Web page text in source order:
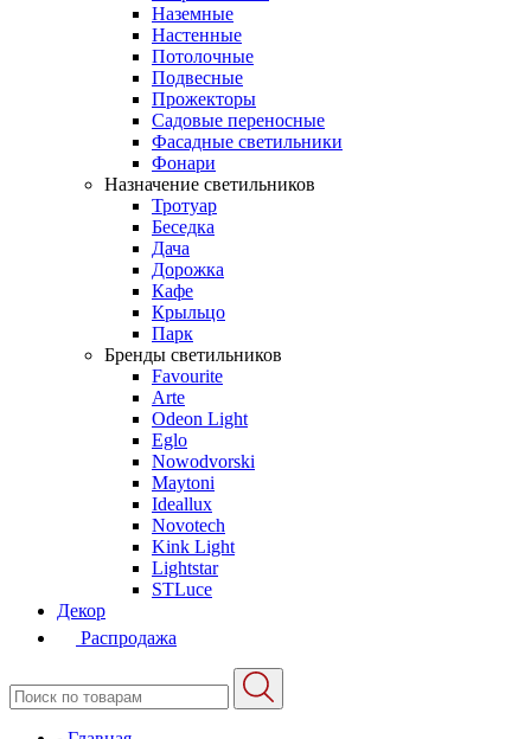
Наземные
Настенные
Потолочные
Подвесные
Прожекторы
Садовые переносные
Фасадные светильники
Фонари
Назначение светильников
Тротуар
Беседка
Дача
Дорожка
Кафе
Крыльцо
Парк
Бренды светильников
Favourite
Arte
Odeon Light
Eglo
Nowodvorski
Maytoni
Ideallux
Novotech
Kink Light
Lightstar
STLuce
Декор
Распродажа